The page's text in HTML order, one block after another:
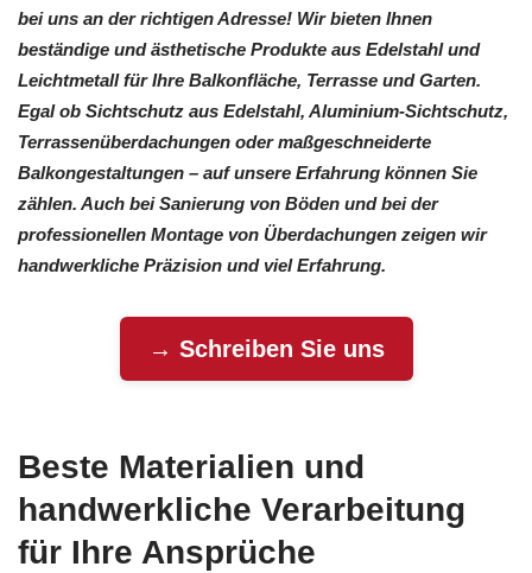
bei uns an der richtigen Adresse! Wir bieten Ihnen
beständige und ästhetische Produkte aus Edelstahl und
Leichtmetall für Ihre Balkonfläche, Terrasse und Garten.
Egal ob Sichtschutz aus Edelstahl, Aluminium-Sichtschutz,
Terrassenüberdachungen oder maßgeschneiderte
Balkongestaltungen – auf unsere Erfahrung können Sie
zählen. Auch bei Sanierung von Böden und bei der
professionellen Montage von Überdachungen zeigen wir
handwerkliche Präzision und viel Erfahrung.
→ Schreiben Sie uns
Beste Materialien und
handwerkliche Verarbeitung
für Ihre Ansprüche